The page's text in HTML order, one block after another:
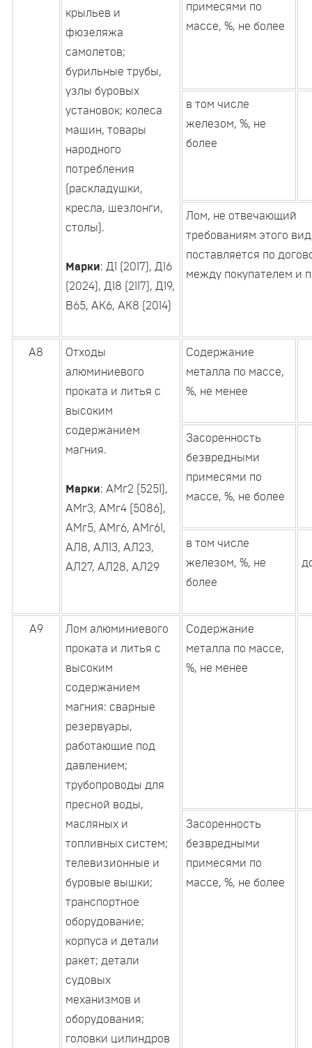
крыльев и
фюзеляжа
самолетов;
бурильные трубы,
узлы буровых
установок; колеса
машин, товары
народного
потребления
(раскладушки,
кресла, шезлонги,
столы).
Марки: Д1 (2017), Д16
(2024), Д18 (2117), Д19,
В65, АК6, АК8 (2014)
примесями по
массе, %, не более
в том числе
железом, %, не
более
Лом, не отвечающий
требованиям этого
поставляется по
между покупателем и
А8
Отходы
алюминиевого
проката и литья с
высоким
содержанием
магния.
Марки: АМг2 (5251),
АМг3, АМг4 (5086),
АМг5, АМг6, АМг61,
АЛ8, АЛ13, АЛ23,
АЛ27, АЛ28, АЛ29
Содержание
металла по массе,
%, не менее
Засоренность
безвредными
примесями по
массе, %, не более
в том числе
железом, %, не
более
А9
Лом алюминиевого
проката и литья с
высоким
содержанием
магния: сварные
резервуары,
работающие под
давлением;
трубопроводы для
пресной воды,
масляных и
топливных систем;
телевизионные и
буровые вышки;
транспортное
оборудование;
корпуса и детали
ракет; детали
судовых
механизмов и
оборудования;
головки цилиндров
Содержание
металла по массе,
%, не менее
Засоренность
безвредными
примесями по
массе, %, не более